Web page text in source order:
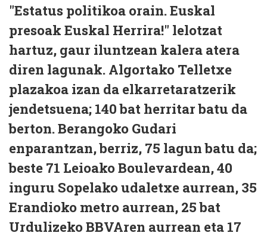
"Estatus politikoa orain. Euskal
presoak Euskal Herrira!" lelotzat
hartuz, gaur iluntzean kalera atera
diren lagunak. Algortako Telletxe
plazakoa izan da elkarretaratzerik
jendetsuena; 140 bat herritar batu da
berton. Berangoko Gudari
enparantzan, berriz, 75 lagun batu da;
beste 71 Leioako Boulevardean, 40
inguru Sopelako udaletxe aurrean, 35
Erandioko metro aurrean, 25 bat
Urdulizeko BBVAren aurrean eta 17